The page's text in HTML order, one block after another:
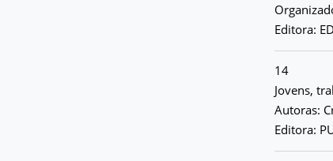
Editora:
14
Jovens,
Autoras:
Editora: